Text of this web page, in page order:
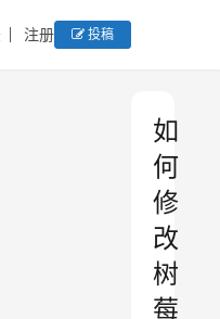
注册 投稿
如
何
修
改
树
莓